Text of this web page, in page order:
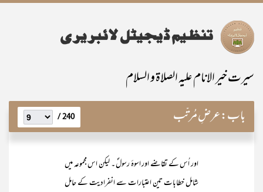
سیرت خیر الانام علیہ الصلاۃ و السلام
باب:عرضِ مُرتّب 240 /
اور اُس کے تقاضے اور اسوۂ رسولؐ ۔ لیکن اس مجموعہ میں
شامل خطابات تین اعتبارات سے انفرادیت کے حامل